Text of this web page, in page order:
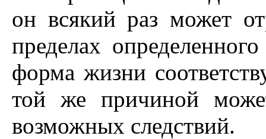
он всякий раз может
пределах
форма жизни
той же причиной
возможных следствий.